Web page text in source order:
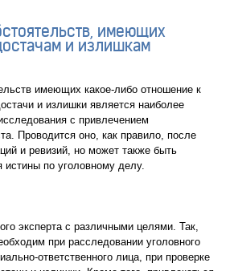
имеющих
и излишкам
имеющих какое-либо отношение к
и излишки является наиболее
с привлечением
Проводится оно, как правило, после
и ревизий, но может также быть
истины по уголовному делу.
эксперта с различными целями. Так,
при расследовании уголовного
ответственного лица, при проверке